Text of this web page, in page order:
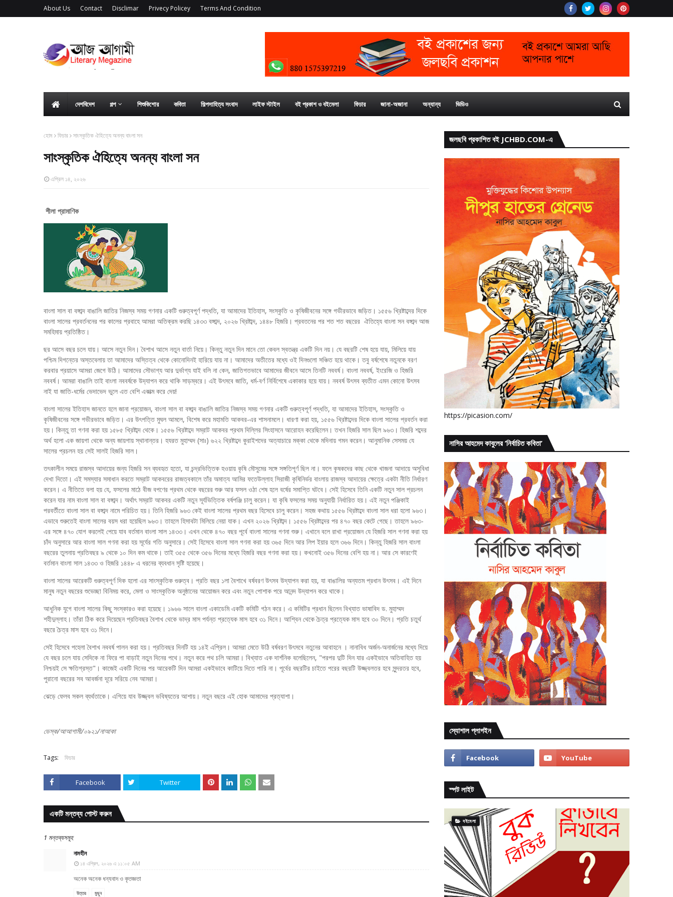
About Us Contact Disclimar Privecy Policey Terms And Condition
দেশবিদেশ গল্প শিশুকিশোর কবিতা শিল্পসাহিত্য সংবাদ লাইফ স্টাইল বই প্রকাশ ও বইমেলা ফিচার জানা-অজানা অন্যান্য ভিডিও
হোম ফিচার সাংস্কৃতিক ঐহিত্যে অনন্য বাংলা সন
সাংস্কৃতিক ঐহিত্যে অনন্য বাংলা সন
এপ্রিল ১৪, ২০২৬
শীলা প্রামাণিক
বাংলা সাল বা বঙ্গাব্দ বাঙালি জাতির নিজস্ব সময় গণনার একটি গুরুত্বপূর্ণ পদ্ধতি, যা আমাদের ইতিহাস, সংস্কৃতি ও কৃষিজীবনের সঙ্গে গভীরভাবে জড়িত। ১৫৫৬ খ্রিষ্টাব্দের দিকে
বাংলা সালের প্রবর্তননের পর কালের প্রবাহে আমরা অতিক্রম করছি ১৪৩৩ বঙ্গাব্দ, ২০২৬ খ্রিষ্টাব্দ, ১৪৪৮ হিজরি। প্রবতনের পর শত শত বছরের ঐতিহ্যে বাংলা সন বঙ্গাব্দ আজ
সমহিমায় প্রতিষ্ঠিত।
ছর আসে বছর চলে যায়। আসে নতুন দিন। বৈশাখ আসে নতুন বার্তা নিয়ে। কিন্তু নতুন দিন মানে তো কেবল স্বতন্ত্র একটি দিন নয়। যে বছরটি শেষ হয়ে যায়, মিলিয়ে যায়
পশ্চিম দিগন্তের অস্তবেলায় তা আমাদের অস্তিত্ব থেকে কোনোদিনই হারিয়ে যায় না। আমাদের অতীতের মধ্যে ওই দিনগুলো সঞ্চিত হয়ে থাকে। তবু বর্ষশেষে নতুনকে বরণ
করবার প্রয়াসে আমরা জেগে উঠি। আমাদের সৌভাগ্য আর দুর্ভাগ্য যাই বলি না কেন, জাতিগতভাবে আমাদের জীবনে আসে তিনটি নববর্ষ। বাংলা নববর্ষ, ইংরেজি ও হিজরি
নববর্ষ। আমরা বাঙালি তাই বাংলা নববর্ষকে উদ‌্‌যাপন করে থাকি সাড়ম্বরে। এই উৎসবে জাতি, ধর্ম-বর্ণ নির্বিশেষে একাকার হয়ে যায়। নববর্ষ উৎসব ব্যতীত এমন কোনো উৎসব
নাই যা জাতি-ধর্মের ভেদাভেদ ভুলে এত বেশি একাত্ম করে দেয়!
বাংলা সালের ইতিহাস জানতে হলে জানা প্রয়োজন, বাংলা সাল বা বঙ্গাব্দ বাঙালি জাতির নিজস্ব সময় গণনার একটি গুরুত্বপূর্ণ পদ্ধতি, যা আমাদের ইতিহাস, সংস্কৃতি ও
কৃষিজীবনের সঙ্গে গভীরভাবে জড়িত। এর উৎপত্তি মুঘল আমলে, বিশেষ করে মহামতি আকবর-এর শাসনামলে। ধারণা করা হয়, ১৫৫৬ খ্রিষ্টাব্দের দিকে বাংলা সালের প্রবর্তন করা
হয়। কিন্তু তা গণনা করা হয় ১৫৮৫ খ্রিষ্টাব্দ থেকে। ১৫৫৬ খ্রিষ্টাব্দে সম্রাট আকবর প্রথম দিল্লির সিংহাসনে আরোহন করেছিলেন। তখন হিজরি সাল ছিল ৯৬৩। হিজরি শব্দের
অর্থ হলো এক জায়গা থেকে অন্য জায়গায় স্থানান্তর। হযরত মুহাম্মদ (সাঃ) ৬২২ খ্রিষ্টাব্দে কুরাইশদের অত্যাচারে মক্কা থেকে মদিনায় গমন করেন। আনুমানিক সেসময় যে
সালের প্রচলন হয় সেই সালই হিজরি সাল।
তৎকালীন সময়ে রাজস্ব আদায়ের জন্য হিজরি সন ব্যবহৃত হতো, যা চন্দ্রভিত্তিক হওয়ায় কৃষি মৌসুমের সঙ্গে সঙ্গতিপূর্ণ ছিল না। ফলে কৃষকদের কাছ থেকে খাজনা আদায়ে অসুবিধা
দেখা দিতো। এই সমস্যার সমাধান করতে সম্রাট আকবরের রাজত্বকালে তাঁর অমাত্য আমির ফতেউল্লাহ সিরাজী কৃষিনির্ভর বাংলায় রাজস্ব আদায়ের ক্ষেত্রে একটা নীতি নির্ধারণ
করেন। এ নীতিতে বলা হয় যে, ফসলের মাঠে বীজ বপণের প্রথম থেকে বছরের শুরু আর ফসল ওঠা শেষ হলে বর্ষের সমাপ্তি ঘটবে। সেই হিসেবে তিনি একটি নতুন সাল প্রচলন
করেন যার নাম বাংলা সাল বা বঙ্গাব্দ। অর্থাৎ সম্রাট আকবর একটি নতুন সূর্যভিত্তিক বর্ষপঞ্জি চালু করেন। যা কৃষি ফসলের সময় অনুযায়ী নির্ধারিত হয়। এই নতুন পঞ্জিকাই
পরবর্তীতে বাংলা সাল বা বঙ্গাব্দ নামে পরিচিত হয়। তিনি হিজরি ৯৬৩ কেই বাংলা সালের প্রথম বছর হিসেবে চালু করেন। সহজ কথায় ১৫৫৬ খ্রিষ্টাব্দে বাংলা সাল ধরা হলো ৯৬৩।
এভাবে শুরুতেই বাংলা সালের বয়স ধরা হয়েছিল ৯৬৩। তাহলে হিসাবটা মিলিয়ে নেয়া যাক। এখন ২০২৬ খ্রিষ্টাব্দ। ১৫৫৬ খ্রিষ্টাব্দের পর ৪৭০ বছর কেটে গেছে। তাহলে ৯৬৩-
এর সঙ্গে ৪৭০ যোগ করলেই পেয়ে যাব বর্তমান বাংলা সাল ১৪৩৩। এখন থেকে ৪৭০ বছর পূর্বে বাংলা সালের গণনা শুরু। এখানে বলে রাখা প্রয়োজন যে হিজরি সাল গণনা করা হয়
চাঁদ অনুসারে আর বাংলা সাল গণনা করা হয় সূর্যের গতি অনুসারে। সেই হিসেবে বাংলা সাল গণনা করা হয় ৩৬৫ দিনে আর লিপ ইয়ার হলে ৩৬৬ দিনে। কিন্তু হিজরি সাল বাংলা
বছরের তুলনায় প্রতিবছর ৯ থেকে ১০ দিন কম থাকে। তাই ৩৫৫ থেকে ৩৫৬ দিনের মধ্যে হিজরি বছর গণনা করা হয়। কখনোই ৩৫৬ দিনের বেশি হয় না। আর সে কারণেই
বর্তমান বাংলা সাল ১৪৩৩ ও হিজরি ১৪৪৮ এ ধরনের ব্যবধান সৃষ্টি হয়েছে।
বাংলা সালের আরেকটি গুরুত্বপূর্ণ দিক হলো এর সাংস্কৃতিক গুরুত্ব। প্রতি বছর ১লা বৈশাখে বর্ষবরণ উৎসব উদ্‌যাপন করা হয়, যা বাঙালির অন্যতম প্রধান উৎসব। এই দিনে
মানুষ নতুন বছরের শুভেচ্ছা বিনিময় করে, মেলা ও সাংস্কৃতিক অনুষ্ঠানের আয়োজন করে এবং নতুন পোশাক পরে আনন্দ উদ্‌যাপন করে থাকে।
আধুনিক যুগে বাংলা সালের কিছু সংস্কারও করা হয়েছে। ১৯৬৬ সালে বাংলা একাডেমি একটি কমিটি গঠন করে। এ কমিটির প্রধান ছিলেন বিখ্যাত ভাষাবিদ ড. মুহাম্মদ
শহীদুল্লাহ। তাঁরা ঠিক করে দিয়েছেন প্রতিবছর বৈশাখ থেকে ভাদ্র মাস পর্যন্ত প্রত্যেক মাস হবে ৩১ দিনে। আশ্বিন থেকে চৈত্র প্রত্যেক মাস হবে ৩০ দিনে। প্রতি চতুর্থ
বছরে চৈত্র মাস হবে ৩১ দিনে।
সেই হিসেবে পহেলা বৈশাখ নববর্ষ পালন করা হয়। প্রতিবছর দিনটি হয় ১৪ই এপ্রিল। আমরা মেতে উঠি বর্ষবরণ উৎসবে নতুনের আবাহনে । নানাবিধ অর্জন-অনার্জনের মধ্যে দিয়ে
যে বছর চলে যায় সেদিকে না ফিরে পা বাড়াই নতুন দিনের পথে। নতুন করে পথ চলি আমরা। বিখ্যাত এক দার্শনিক বলেছিলেন, "পরপর দুটি দিন যার একইভাবে অতিবাহিত হয়
নিশ্চয়ই সে ক্ষতিগ্রস্ত"। কাজেই একটি দিনের পর আরেকটি দিন আমরা একইভাবে কাটিয়ে দিতে পারি না। পূর্বের বছরটির চাইতে পরের বছরটি উজ্জ্বলতর হবে সুন্দরতর হবে,
পুরানো বছরের সব আবর্জনা দূরে সরিয়ে নেব আমরা।
ঝেড়ে ফেলব সকল ব্যর্থতাকে। এগিয়ে যাব উজ্জ্বল ভবিষ্যতের আশায়। নতুন বছরে এই হোক আমাদের প্রত্যাশা।
ডেস্ক/আআগামী/০৯২১/নাআকা
Tags: ফিচার
Facebook Twitter
একটি মন্তব্য পোস্ট করুন
1 মন্তব্যসমূহ
নামহীন
১৪ এপ্রিল, ২০২৬ এ ১১:০৫ AM
অনেক অনেক ধন্যবাদ ও কৃতজ্ঞতা
উত্তর মুছুন
জলছবি প্রকাশিত বই JCHBD.COM-এ
https://picasion.com/
নাসির আহমেদ কাবুলের ’নির্বাচিত কবিতা’
স্যোশাল প্লাগইন
স্পট লাইট
বইমেলা